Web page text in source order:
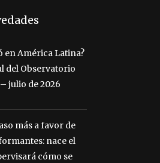
en América Latina?
del Observatorio
julio de 2026
más a favor de
nace el
cómo se